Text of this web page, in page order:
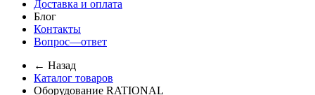
Доставка и оплата
Блог
Контакты
Вопрос—ответ
← Назад
Каталог товаров
Оборудование RATIONAL